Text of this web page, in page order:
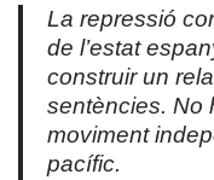
La repressió
de l’estat
construir un
sentències. No
moviment
pacífic.